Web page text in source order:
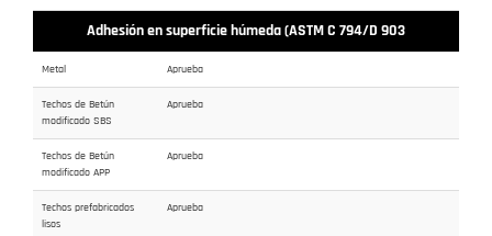
Adhesión en superficie húmeda (ASTM C 794/D 903
Metal Aprueba
Techos de Betún
modificado SBS
Aprueba
Techos de Betún
modificado APP
Aprueba
Techos prefabricados
lisos
Aprueba